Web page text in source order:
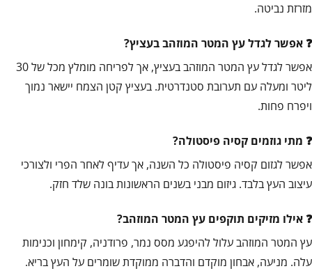
מזרזת נביטה.
אפשר לגדל עץ המטר המוזהב בעציץ?
אפשר לגדל עץ המטר המוזהב בעציץ, אך לפריחה מומלץ מכל של 30
ליטר ומעלה עם תערובת סטנדרטית. בעציץ קטן הצמח יישאר נמוך
ויפרח פחות.
מתי גוזמים קסיה פיסטולה?
אפשר לגזום קסיה פיסטולה כל השנה, אך עדיף לאחר הפרי ולצורכי
עיצוב העץ בלבד. גיזום מבני בשנים הראשונות בונה שלד חזק.
אילו מזיקים תוקפים עץ המטר המוזהב?
עץ המטר המוזהב עלול להיפגע מסס נמר, פרודניה, קימחון וכנימות
עלה. מניעה, אבחון מוקדם והדברה ממוקדת שומרים על העץ בריא.